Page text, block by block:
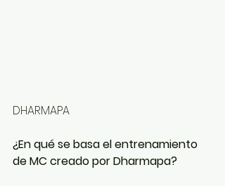
DHARMAPA
¿En qué se basa el entrenamiento
de MC creado por Dharmapa?